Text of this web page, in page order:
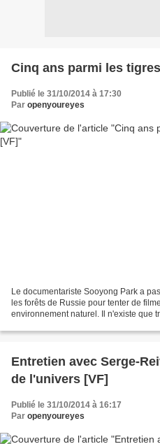
Cinq ans parmi les
Publié le 31/10/2014 à 17:30
Par openyoureyes
Le documentariste Sooyong Park a
les forêts de Russie pour tenter de
environnement naturel. Il n'existe que
Entretien avec Serge-
de l'univers [VF]
Publié le 31/10/2014 à 16:17
Par openyoureyes